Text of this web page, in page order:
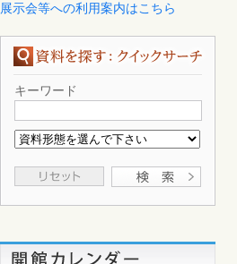
展示会等への利用案内はこちら
キーワード